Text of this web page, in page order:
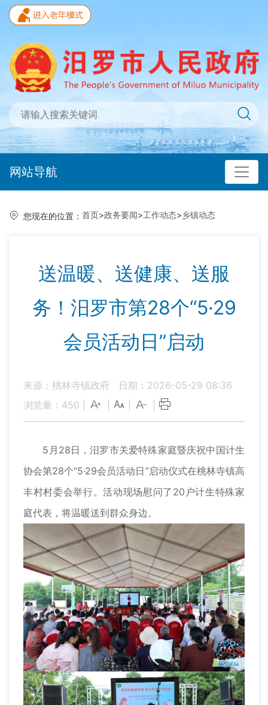
网站导航
您现在的位置： 首页>政务要闻>工作动态>乡镇动态
送温暖、送健康、送服
务！汨罗市第28个“5·29
会员活动日”启动
来源：桃林寺镇政府
日期：2026-05-29 08:36
浏览量： 450
5月28日，汨罗市关爱特殊家庭暨庆祝中国计生
协会第28个“5·29会员活动日”启动仪式在桃林寺镇高
丰村村委会举行。活动现场慰问了20户计生特殊家
庭代表，将温暖送到群众身边。